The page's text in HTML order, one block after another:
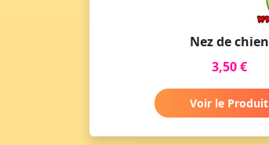
Nez de chien
3,50 €
Voir le Produit